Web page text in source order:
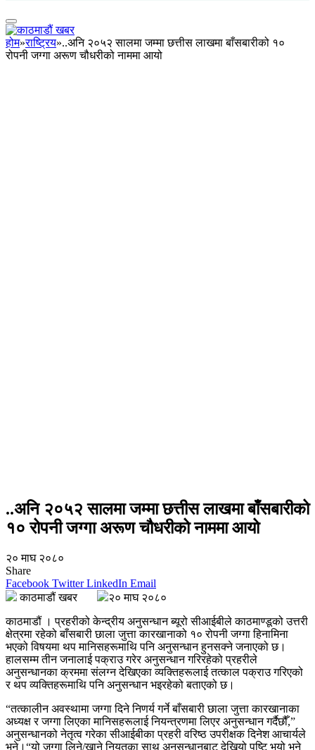
होम»राष्ट्रिय»..अनि २०५२ सालमा जम्मा छत्तीस लाखमा बाँसबारीको १०
रोपनी जग्गा अरूण चौधरीको नाममा आयो
..अनि २०५२ सालमा जम्मा छत्तीस लाखमा बाँसबारीको
१० रोपनी जग्गा अरूण चौधरीको नाममा आयो
२० माघ २०८०
Share
Facebook Twitter LinkedIn Email
काठमाडौं खबर
२० माघ २०८०
काठमाडौं । प्रहरीको केन्द्रीय अनुसन्धान ब्यूरो सीआईबीले काठमाण्डूको उत्तरी
क्षेत्रमा रहेको बाँसबारी छाला जुत्ता कारखानाको १० रोपनी जग्गा हिनामिना
भएको विषयमा थप मानिसहरूमाथि पनि अनुसन्धान हुनसक्ने जनाएको छ।
हालसम्म तीन जनालाई पक्राउ गरेर अनुसन्धान गरिरहेको प्रहरीले
अनुसन्धानका क्रममा संलग्न देखिएका व्यक्तिहरूलाई तत्काल पक्राउ गरिएको
र थप व्यक्तिहरूमाथि पनि अनुसन्धान भइरहेको बताएको छ।
“तत्कालीन अवस्थामा जग्गा दिने निणर्य गर्ने बाँसबारी छाला जुत्ता कारखानाका
अध्यक्ष र जग्गा लिएका मानिसहरूलाई नियन्त्रणमा लिएर अनुसन्धान गर्दैछौँ,”
अनुसन्धानको नेतृत्व गरेका सीआईबीका प्रहरी वरिष्ठ उपरीक्षक दिनेश आचार्यले
भने।“यो जग्गा लिने/खाने नियतका साथ अनुसन्धानबाट देखियो पुष्टि भयो भने